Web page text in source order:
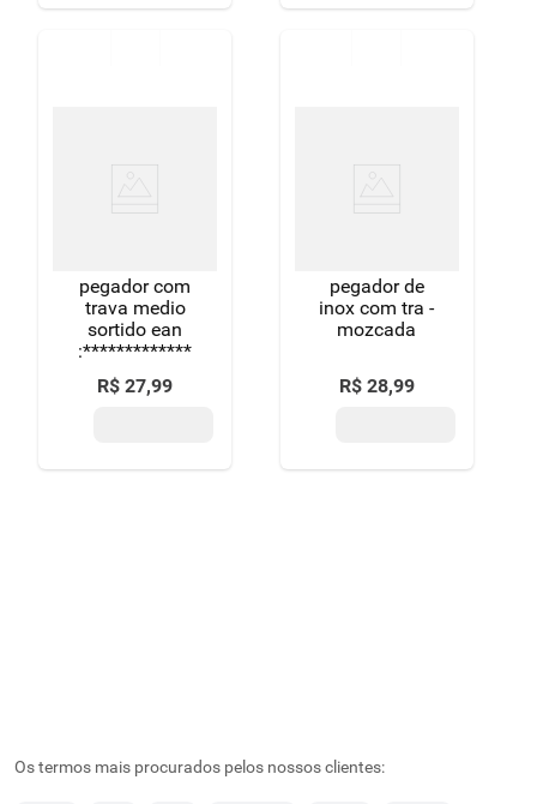
pegador com
trava medio
sortido ean
:*************
R$ 27,99
pegador de
inox com tra -
mozcada
R$ 28,99
Os termos mais procurados pelos nossos clientes: